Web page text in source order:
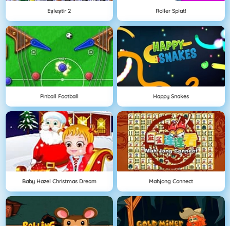
Eşleştir 2 Roller Splat!
Pinball Football Happy Snakes
Baby Hazel Christmas Dream Mahjong Connect